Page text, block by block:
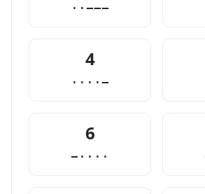
··−−−
4
····−
6
−····